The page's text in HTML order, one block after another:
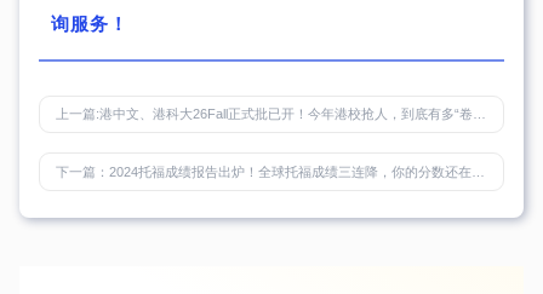
询服务！
上一篇:港中文、港科大26Fall正式批已开！今年港校抢人，到底有多“卷”？
下一篇：2024托福成绩报告出炉！全球托福成绩三连降，你的分数还在安全区吗？